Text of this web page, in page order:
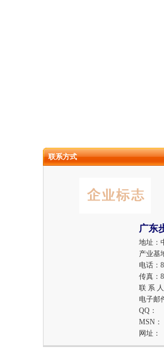
联系方式
广东
地址：
产业基
电话：
传真：
联 系
电子邮
QQ：
MSN：
网址：